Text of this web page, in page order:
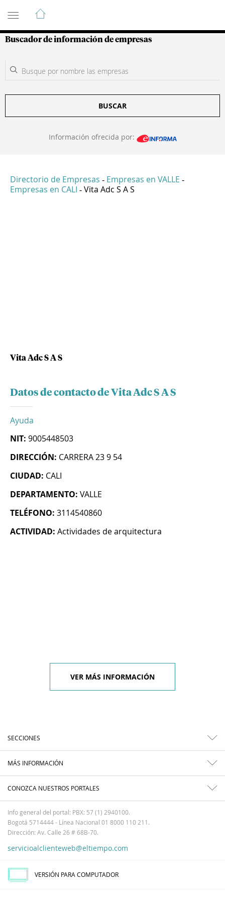
Guía de Empresas Colombianas
Buscador de información de empresas
BUSCAR
Información ofrecida por:
Directorio de Empresas - Empresas en VALLE -
Empresas en CALI - Vita Adc S A S
Vita Adc S A S
Datos de contacto de Vita Adc S A S
Ayuda
NIT: 9005448503
DIRECCIÓN: CARRERA 23 9 54
CIUDAD: CALI
DEPARTAMENTO: VALLE
TELÉFONO: 3114540860
ACTIVIDAD: Actividades de arquitectura
VER MÁS INFORMACIÓN
SECCIONES
MÁS INFORMACIÓN
CONOZCA NUESTROS PORTALES
Info general del portal: PBX: 57 (1) 2940100.
Bogotá 5714444 - Línea Nacional 01 8000 110 211.
Dirección: Av. Calle 26 # 68B-70.
servicioalclienteweb@eltiempo.com
VERSIÓN PARA COMPUTADOR